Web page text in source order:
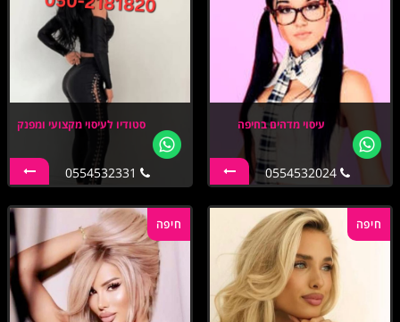
עיסוי מדהים בחיפה
0554532024
סטודיו לעיסוי מקצועי ומפנק
חיפה חיפה